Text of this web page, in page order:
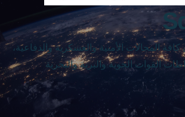
المجالات الأمنية والعسكرية والدفاعية،
القوات الجوية والبرية والبحرية